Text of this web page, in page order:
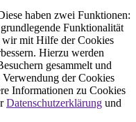
haben zwei Funktionen:
Funktionalität
wir mit Hilfe der Cookies
Hierzu werden
gesammelt und
der Cookies
Informationen zu Cookies
Datenschutzerklärung und